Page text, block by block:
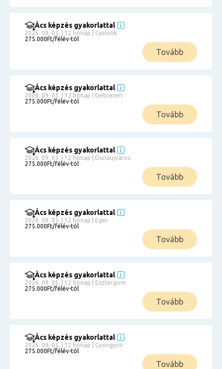
Ács képzés gyakorlattal
2026. 09. 05. | 12 hónap | Csolnok
275.000Ft/félév-tól
Tovább
Ács képzés gyakorlattal
2026. 09. 05. | 12 hónap | Debrecen
275.000Ft/félév-tól
Tovább
Ács képzés gyakorlattal
2026. 09. 05. | 12 hónap | Dunaújváros
275.000Ft/félév-tól
Tovább
Ács képzés gyakorlattal
2026. 09. 05. | 12 hónap | Eger
275.000Ft/félév-tól
Tovább
Ács képzés gyakorlattal
2026. 09. 05. | 12 hónap | Esztergom
275.000Ft/félév-tól
Tovább
Ács képzés gyakorlattal
2026. 09. 05. | 12 hónap | Gyöngyös
275.000Ft/félév-tól
Tovább